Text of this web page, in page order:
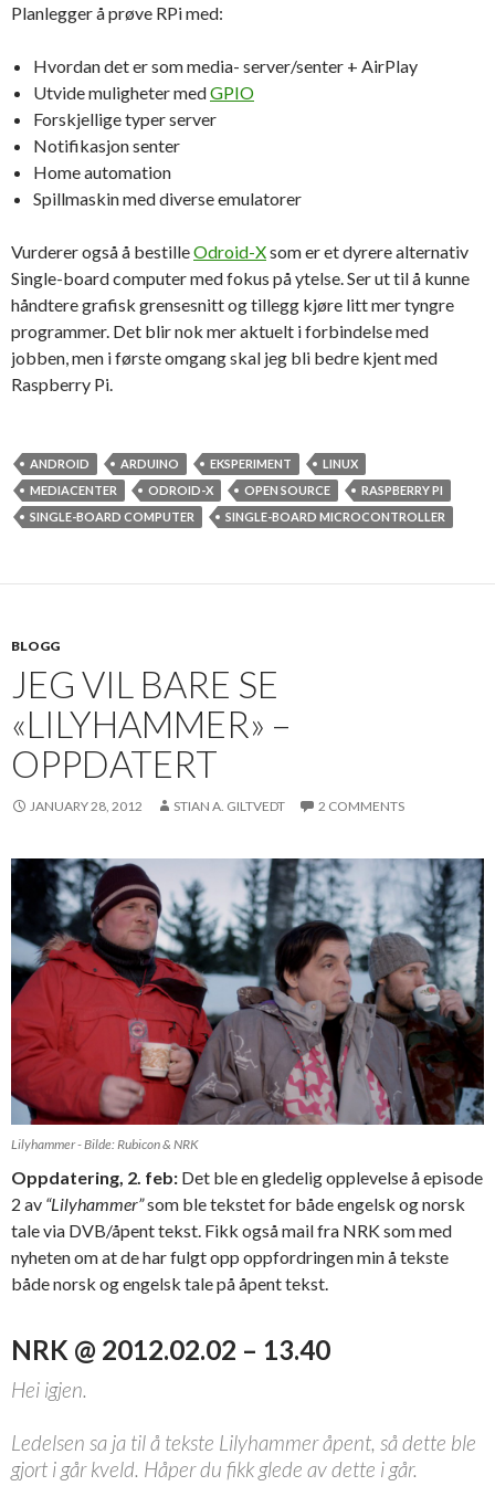
Planlegger å prøve RPi med:
Hvordan det er som media- server/senter + AirPlay
Utvide muligheter medGPIO
Forskjellige typer server
Notifikasjon senter
Home automation
Spillmaskin med diverse emulatorer
Vurderer også å bestilleOdroid-Xsom er et dyrere alternativ
Single-board computer med fokus på ytelse. Ser ut til å kunne
håndtere grafisk grensesnitt og tillegg kjøre litt mer tyngre
programmer. Det blir nok mer aktuelt i forbindelse med
jobben, men i første omgang skal jeg bli bedre kjent med
Raspberry Pi.
ANDROID ARDUINO EKSPERIMENT
LINUX
MEDIACENTER
ODROID-X OPEN SOURCE
RASPBERRY PI
SINGLE-BOARD COMPUTER
SINGLE-BOARD MICROCONTROLLER
BLOGG
JEG VIL BARE SE
«LILYHAMMER» –
OPPDATERT
JANUARY 28, 2012 STIAN A. GILTVEDT 2 COMMENTS
Lilyhammer - Bilde: Rubicon & NRK
Oppdatering, 2. feb: Det ble en gledelig opplevelse å episode
2 av “Lilyhammer”som ble tekstet for både engelsk og norsk
tale via DVB/åpent tekst. Fikk også mail fra NRK som med
nyheten om at de har fulgt opp oppfordringen min å tekste
både norsk og engelsk tale på åpent tekst.
NRK @ 2012.02.02 – 13.40
Hei igjen.
Ledelsen sa ja til å tekste Lilyhammer åpent, så dette ble
gjort i går kveld. Håper du fikk glede av dette i går.